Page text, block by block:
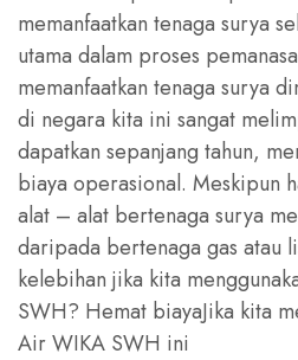
memanfaatkan tenaga surya
utama dalam proses
memanfaatkan tenaga surya
di negara kita ini sangat
dapatkan sepanjang tahun,
biaya operasional. Meskipun
alat – alat bertenaga surya
daripada bertenaga gas atau
kelebihan jika kita
SWH? Hemat biayaJika kita
Air WIKA SWH ini